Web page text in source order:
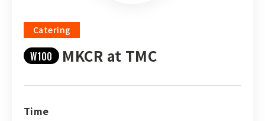
Catering
W100 MKCR at TMC
Time